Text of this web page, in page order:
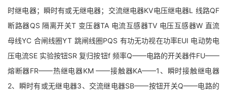
时继电器；瞬时有或无继电器；交流继电器KV电压继电器L 线路QF
断路器QS 隔离开关T 变压器TA 电流互感器TV 电压互感器W 直流
母线YC 合闸线圈YT 跳闸线圈PQS 有功无功视在功率EUI 电动势电
压电流SE 实验按钮SR 复归按钮f 频率Q——电路的开关器件FU——
熔断器FR——热继电器KM ——接触器KA——1、瞬时接触继电器
2、瞬时有或无继电器3、交流继电器SB——按钮开关Q——电路的